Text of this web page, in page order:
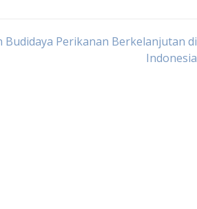
Budidaya Perikanan Berkelanjutan di
Indonesia